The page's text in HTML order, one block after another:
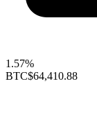
1.57%
BTC$64,410.88